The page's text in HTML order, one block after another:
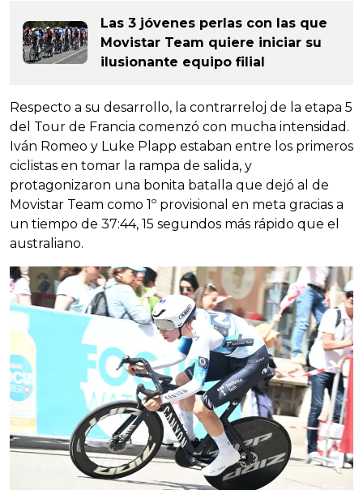
Las 3 jóvenes perlas con las que
Movistar Team quiere iniciar su
ilusionante equipo filial
Respecto a su desarrollo, la contrarreloj de la etapa 5
del Tour de Francia comenzó con mucha intensidad.
Iván Romeo y Luke Plapp estaban entre los primeros
ciclistas en tomar la rampa de salida, y
protagonizaron una bonita batalla que dejó al de
Movistar Team como 1º provisional en meta gracias a
un tiempo de 37:44, 15 segundos más rápido que el
australiano.